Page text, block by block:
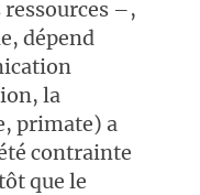
–,
dépend
la
primate) a
contrainte
que le